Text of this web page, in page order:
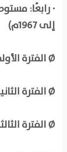
إلى 1967م)
Ø الفترة الأولى (من 1948م إلى 1967م)
Ø الفترة الثانية (من 1968م إلى 1980م)
Ø الفترة الثالثة (من 1981م إلى 1994م)